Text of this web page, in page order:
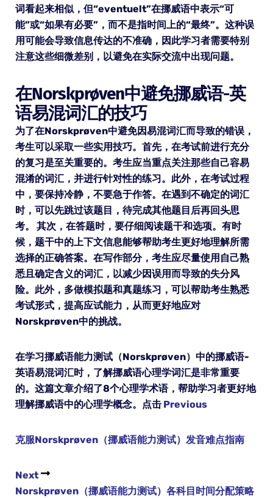
词看起来相似，但“eventuelt”在挪威语中表示“可
能”或“如果有必要”，而不是指时间上的“最终”。这种误
用可能会导致信息传达的不准确，因此学习者需要特别
注意这些细微差别，以避免在实际交流中出现问题。
在Norskprøven中避免挪威语-英
语易混词汇的技巧
为了在Norskprøven中避免因易混词汇而导致的错误，
考生可以采取一些实用技巧。首先，在考试前进行充分
的复习是至关重要的。考生应当重点关注那些自己容易
混淆的词汇，并进行针对性的练习。此外，在考试过程
中，要保持冷静，不要急于作答。在遇到不确定的词汇
时，可以先跳过该题目，待完成其他题目后再回头思
考。 其次，在答题时，要仔细阅读题干和选项。有时
候，题干中的上下文信息能够帮助考生更好地理解所需
选择的正确答案。在写作部分，考生应尽量使用自己熟
悉且确定含义的词汇，以减少因误用而导致的失分风
险。此外，多做模拟题和真题练习，可以帮助考生熟悉
考试形式，提高应试能力，从而更好地应对
Norskprøven中的挑战。
在学习挪威语能力测试（Norskprøven）中的挪威语-
英语易混词汇时，了解挪威语心理学词汇是非常重要
的。这篇文章介绍了8个心理学术语，帮助学习者更好地
理解挪威语中的心理学概念。点击Previous
克服Norskprøven（挪威语能力测试）发音难点指南
Next
Norskprøven（挪威语能力测试）各科目时间分配策略